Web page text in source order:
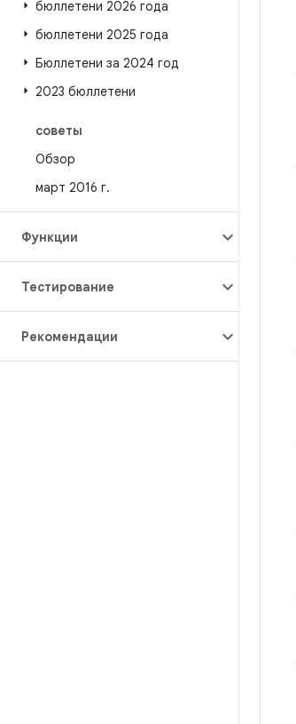
бюллетени 2026 года
бюллетени 2025 года
Бюллетени за 2024 год
2023 бюллетени
советы
Обзор
март 2016 г.
Функции
Тестирование
Рекомендации